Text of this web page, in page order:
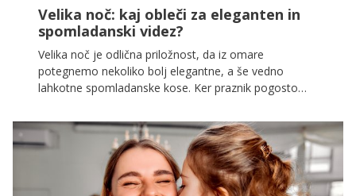
Velika noč: kaj obleči za eleganten in
spomladanski videz?
Velika noč je odlična priložnost, da iz omare
potegnemo nekoliko bolj elegantne, a še vedno
lahkotne spomladanske kose. Ker praznik pogosto
je pomembno, da izberemo outfit, ki bo hkrati
udoben, urejen in primeren za pomladno vreme.